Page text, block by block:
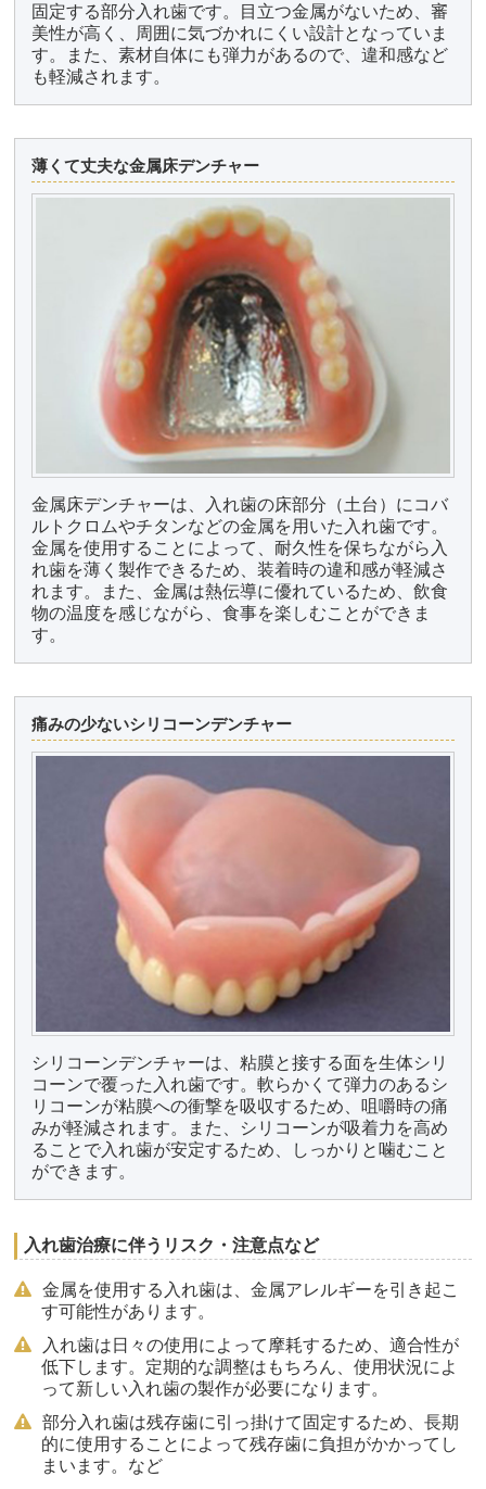
固定する部分入れ歯です。目立つ金属がないため、審
美性が高く、周囲に気づかれにくい設計となっていま
す。また、素材自体にも弾力があるので、違和感など
も軽減されます。
薄くて丈夫な金属床デンチャー
金属床デンチャーは、入れ歯の床部分（土台）にコバ
ルトクロムやチタンなどの金属を用いた入れ歯です。
金属を使用することによって、耐久性を保ちながら入
れ歯を薄く製作できるため、装着時の違和感が軽減さ
れます。また、金属は熱伝導に優れているため、飲食
物の温度を感じながら、食事を楽しむことができま
す。
痛みの少ないシリコーンデンチャー
シリコーンデンチャーは、粘膜と接する面を生体シリ
コーンで覆った入れ歯です。軟らかくて弾力のあるシ
リコーンが粘膜への衝撃を吸収するため、咀嚼時の痛
みが軽減されます。また、シリコーンが吸着力を高め
ることで入れ歯が安定するため、しっかりと噛むこと
ができます。
入れ歯治療に伴うリスク・注意点など
金属を使用する入れ歯は、金属アレルギーを引き起こ
す可能性があります。
入れ歯は日々の使用によって摩耗するため、適合性が
低下します。定期的な調整はもちろん、使用状況によ
って新しい入れ歯の製作が必要になります。
部分入れ歯は残存歯に引っ掛けて固定するため、長期
的に使用することによって残存歯に負担がかかってし
まいます。など